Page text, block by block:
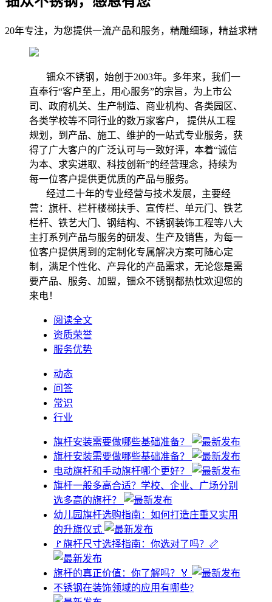
20年专注，为您提供一流产品和服务，精雕细琢，精益求精
钿众不锈钢，始创于2003年。多年来，我们一
直奉行“客户至上，用心服务”的宗旨，为上市公
司、政府机关、生产制造、商业机构、各类园区、
各类学校等不同行业的数万家客户， 提供从工程
规划，到产品、施工、维护的一站式专业服务，获
得了广大客户的广泛认可与一致好评，本着“诚信
为本、求实进取、科技创新”的经营理念，持续为
每一位客户提供更优质的产品与服务。
经过二十年的专业经营与技术发展，主要经
营：旗杆、栏杆楼梯扶手、宣传栏、单元门、铁艺
栏杆、铁艺大门、钢结构、不锈钢装饰工程等八大
主打系列产品与服务的研发、生产及销售，为每一
位客户提供周到的定制化专属解决方案可随心定
制，满足个性化、产异化的产品需求，无论您是需
要产品、服务、加盟，钿众不锈钢都热忱欢迎您的
来电！
阅读全文
资质荣誉
服务优势
动态
问答
常识
行业
旗杆安装需要做哪些基础准备？
旗杆安装需要做哪些基础准备？
电动旗杆和手动旗杆哪个更好？
旗杆一般多高合适？学校、企业、广场分别
选多高的旗杆？
幼儿园旗杆选购指南：如何打造庄重又实用
的升旗仪式
🚩旗杆尺寸选择指南：你选对了吗？📏
旗杆的真正价值：你了解吗？🏅
不锈钢在装饰领域的应用有哪些?